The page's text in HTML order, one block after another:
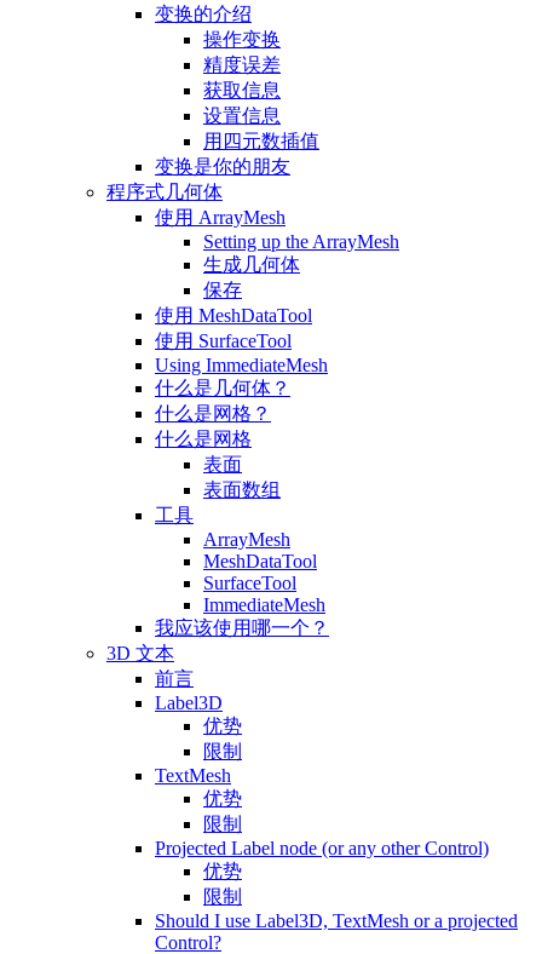
变换的介绍
操作变换
精度误差
获取信息
设置信息
用四元数插值
变换是你的朋友
程序式几何体
使用 ArrayMesh
Setting up the ArrayMesh
生成几何体
保存
使用 MeshDataTool
使用 SurfaceTool
Using ImmediateMesh
什么是几何体？
什么是网格？
什么是网格
表面
表面数组
工具
ArrayMesh
MeshDataTool
SurfaceTool
ImmediateMesh
我应该使用哪一个？
3D 文本
前言
Label3D
优势
限制
TextMesh
优势
限制
Projected Label node (or any other Control)
优势
限制
Should I use Label3D, TextMesh or a projected
Control?